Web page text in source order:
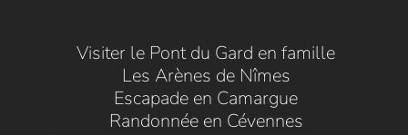
Visiter le Pont du Gard en famille
Les Arènes de Nîmes
Escapade en Camargue
Randonnée en Cévennes